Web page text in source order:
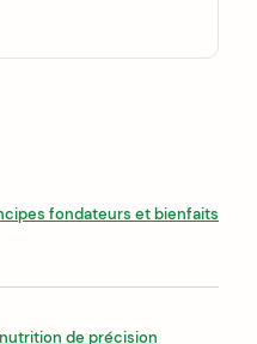
fondateurs et bienfaits
de précision